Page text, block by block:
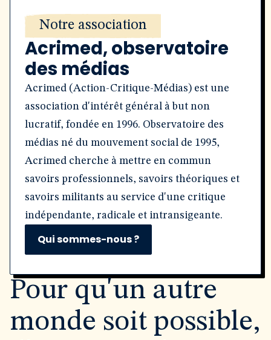
Notre association
Acrimed, observatoire
des médias
Acrimed (Action-Critique-Médias) est une
association d'intérêt général à but non
lucratif, fondée en 1996. Observatoire des
médias né du mouvement social de 1995,
Acrimed cherche à mettre en commun
savoirs professionnels, savoirs théoriques et
savoirs militants au service d'une critique
indépendante, radicale et intransigeante.
Qui sommes-nous ?
Pour qu'un autre
monde soit possible,